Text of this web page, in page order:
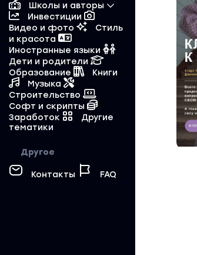
Школы и авторы
Инвестиции
Видео и фото
Стиль
и красота
Иностранные языки
Дети и родители
Образование
Книги
Музыка
Строительство
Софт и скрипты
Заработок
Другие
тематики
Другое
Контакты FAQ